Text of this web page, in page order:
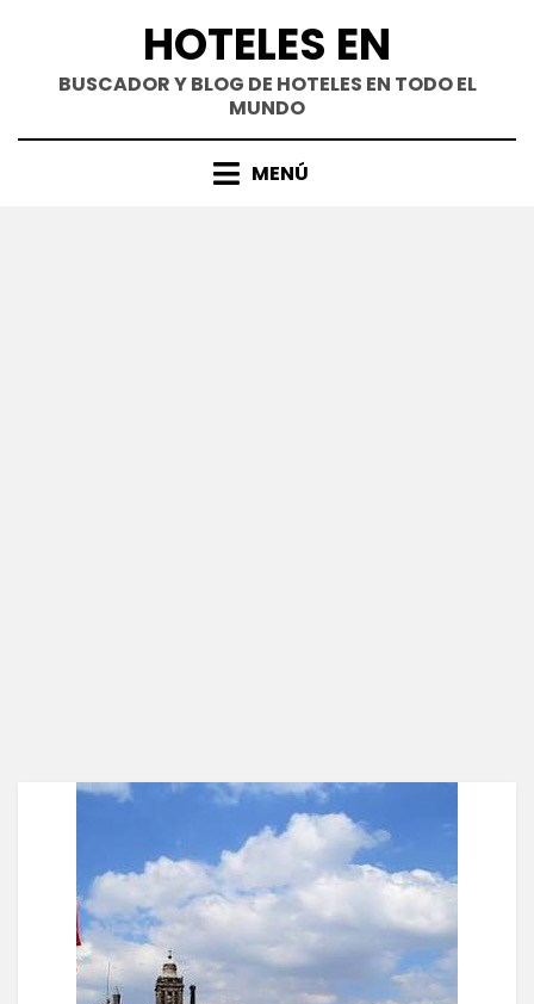
contenido
HOTELES EN
BUSCADOR Y BLOG DE HOTELES EN TODO EL
MUNDO
MENÚ